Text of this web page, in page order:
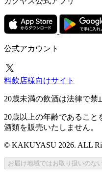
公式アカウント
料飲店様向けサイト
20歳未満の飲酒は法律で禁
20歳以上の年齢であること
酒類を販売いたしません。
© KAKUYASU 2026. ALL
お届け地域ではお取り扱いのな